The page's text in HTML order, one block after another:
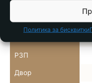
Политика за бисквитки
Къща №
РЗП
Двор